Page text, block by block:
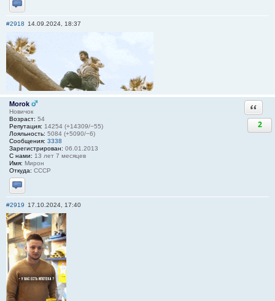
Отправить личное сообщение
#2918 14.09.2024, 18:37
Morok
Новичок
Возраст: 54
Репутация: 14254 (+14309/−55)
Лояльность: 5084 (+5090/−6)
Сообщения: 3338
Зарегистрирован: 06.01.2013
С нами: 13 лет 7 месяцев
Имя: Мирон
Откуда: СССР
Отправить личное сообщение
2
#2919 17.10.2024, 17:40